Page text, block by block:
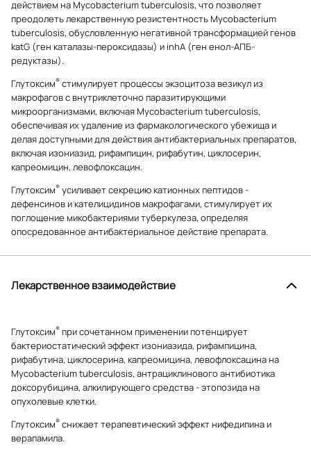
действием на Mycobacterium tuberculosis, что позволяет
преодолеть лекарственную резистентность Mycobacterium
tuberculosis, обусловленную негативной трансформацией генов
katG (ген каталазы-пероксидазы) и inhA (ген енол-АПБ-
редуктазы).
Глутоксим® стимулирует процессы экзоцитоза везикул из
макрофагов с внутриклеточно паразитирующими
микроорганизмами, включая Mycobacterium tuberculosis,
обеспечивая их удаление из фармакологического убежища и
делая доступными для действия антибактериальных препаратов,
включая изониазид, рифампицин, рифабутин, циклосерин,
капреомицин, левофлоксацин.
Глутоксим® усиливает секрецию катионных пептидов -
дефенсинов и кателицидинов макрофагами, стимулирует их
поглощение микобактериями туберкулеза, определяя
опосредованное антибактериальное действие препарата.
Лекарственное взаимодействие
Глутоксим® при сочетанном применении потенцирует
бактериостатический эффект изониазида, рифампицина,
рифабутина, циклосерина, капреомицина, левофлоксацина на
Mycobacterium tuberculosis, антрациклинового антибиотика
доксорубицина, алкилирующего средства - этопозида на
опухолевые клетки.
Глутоксим® снижает терапевтический эффект нифедипина и
верапамила.